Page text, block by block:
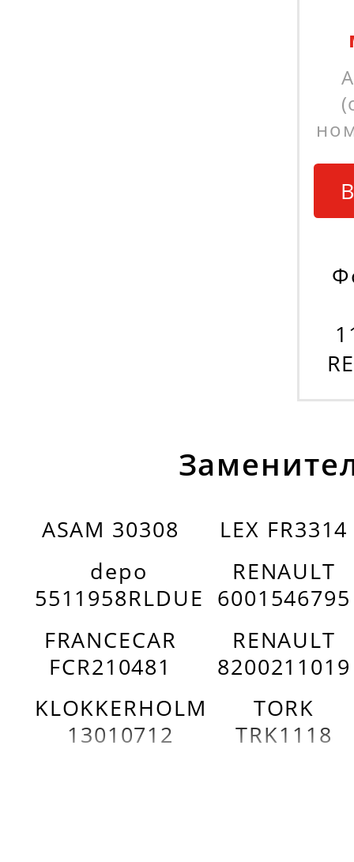
ASAM 30308
depo
5511958RLDUE
FRANCECAR
FCR210481
KLOKKERHOLM
13010712
LEX FR3314
RENAULT
6001546795
RENAULT
8200211019
TORK
TRK1118